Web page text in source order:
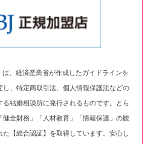
、経済産業省が作成したガイドラインを
し、特定商取引法、個人情報保護法などの
る結婚相談所に発行されるものです。とら
健全財務」「人材教育」「情報保護」の観
た【総合認証】を取得しています。安心し